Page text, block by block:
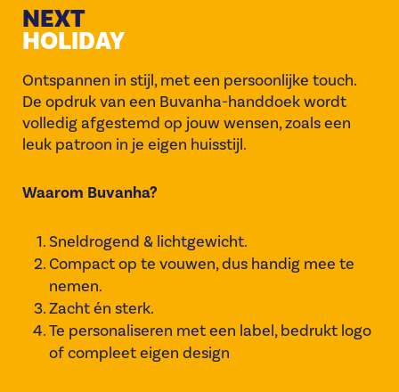
NEXT
HOLIDAY
Ontspannen in stijl, met een persoonlijke touch.
De opdruk van een Buvanha-handdoek wordt
volledig afgestemd op jouw wensen, zoals een
leuk patroon in je eigen huisstijl.
Waarom Buvanha?
Sneldrogend & lichtgewicht.
Compact op te vouwen, dus handig mee te
nemen.
Zacht én sterk.
Te personaliseren met een label, bedrukt logo
of compleet eigen design